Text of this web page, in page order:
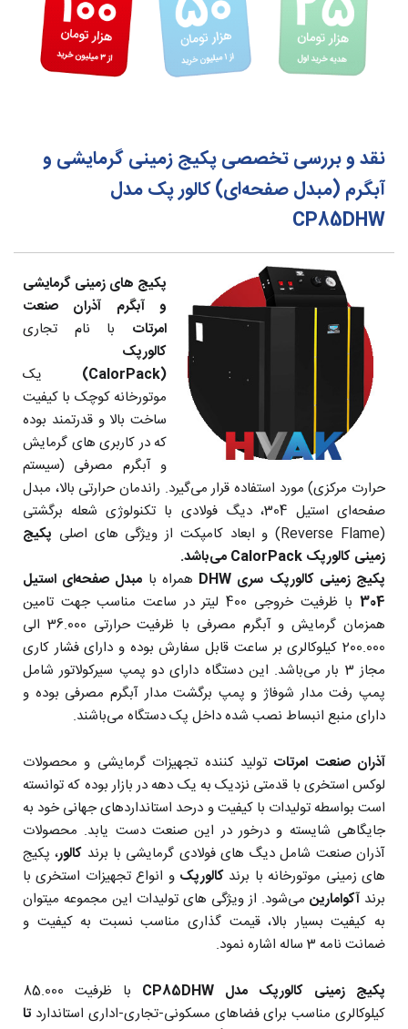
نقد و بررسی تخصصی پکیج زمینی گرمایشی و
آبگرم (مبدل صفحه‌ای) کالور پک مدل
CP85DHW
پکیج های زمینی گرمایشی
و آبگرم آذران صنعت
امرتات با نام تجاری
کالورپک
(CalorPack)
یک
موتورخانه کوچک با کیفیت
ساخت بالا و قدرتمند بوده
که در کاربری های گرمایش
و آبگرم مصرفی (سیستم
حرارت مرکزی) مورد استفاده قرار می‌گیرد. راندمان حرارتی بالا، مبدل
صفحه‌ای استیل 304، دیگ فولادی با تکنولوژی شعله برگشتی
(Reverse Flame) و ابعاد کامپکت از ویژگی های اصلی
پکیج
زمینی کالورپک CalorPack می‌باشد.
پکیج زمینی کالورپک سری DHW
همراه با مبدل صفحه‌ای استیل
304
با ظرفیت خروجی 400 لیتر در ساعت مناسب جهت تامین
همزمان گرمایش و آبگرم مصرفی با ظرفیت حرارتی 36.000 الی
200.000 کیلوکالری بر ساعت قابل سفارش بوده و دارای فشار کاری
مجاز 3 بار می‌باشد. این دستگاه دارای دو پمپ سیرکولاتور شامل
پمپ رفت مدار شوفاژ و پمپ برگشت مدار آبگرم مصرفی بوده و
دارای منبع انبساط نصب شده داخل پک دستگاه می‌باشند.
آذران صنعت امرتات تولید کننده تجهیزات گرمایشی و محصولات
لوکس استخری با قدمتی نزدیک به یک دهه در بازار بوده که توانسته
است بواسطه تولیدات با کیفیت و درحد استانداردهای جهانی خود به
جایگاهی شایسته و درخور در این صنعت دست یابد. محصولات
آذران صنعت شامل دیگ های فولادی گرمایشی با برند کالور، پکیج
های زمینی موتورخانه با برند کالورپک و انواع تجهیزات استخری با
برند آکوامارین می‌شود. از ویژگی های تولیدات این مجموعه میتوان
به کیفیت بسیار بالا، قیمت گذاری مناسب نسبت به کیفیت و
ضمانت نامه 3 ساله اشاره نمود.
پکیج زمینی کالورپک مدل CP85DHW
با ظرفیت 85.000
کیلوکالری مناسب برای فضاهای مسکونی-تجاری-اداری استاندارد تا